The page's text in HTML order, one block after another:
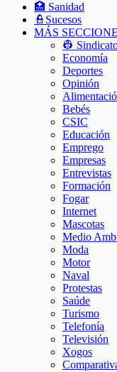
🏥 Sanidad
👮Sucesos
MÁS
👷
Economía
Deportes
Opinión
Bebés
CSIC
Educación
Emprego
Empresas
Entrevistas
Formación
Fogar
Internet
Mascotas
Medio
Moda
Motor
Naval
Protestas
Saúde
Turismo
Telefonía
Televisión
Xogos